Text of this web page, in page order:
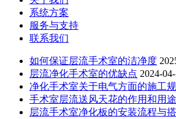
系统方案
服务与支持
联系我们
如何保证层流手术室的洁净度
层流净化手术室的优缺点 2024-
净化手术室关于电气方面的施工
手术室层流送风天花的作用和用途
层流手术室净化板的安装流程与